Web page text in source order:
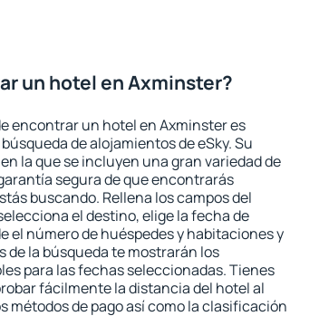
un hotel en Axminster?
encontrar un hotel en Axminster es
de alojamientos de eSky. Su
la que se incluyen una gran variedad de
segura de que encontrarás
buscando. Rellena los campos del
el destino, elige la fecha de
el número de huéspedes y habitaciones y
de la búsqueda te mostrarán los
para las fechas seleccionadas. Tienes
fácilmente la distancia del hotel al
métodos de pago así como la clasificación